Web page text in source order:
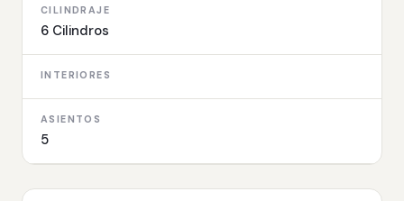
CILINDRAJE
6 Cilindros
INTERIORES
ASIENTOS
5